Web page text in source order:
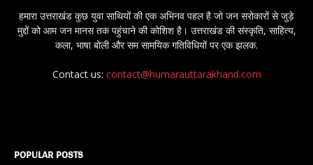
हमारा उत्तराखंड कुछ युवा साथियों की एक अभिनव पहल है जो जन सरोकारों से जुड़े
मुद्दों को आम जन मानस तक पहुंचाने की कोशिश है। उत्तराखंड की संस्कृति, साहित्य,
कला, भाषा बोली और सम सामयिक गतिविधियों पर एक झलक.
Contact us: contact@humarauttarakhand.com
POPULAR POSTS